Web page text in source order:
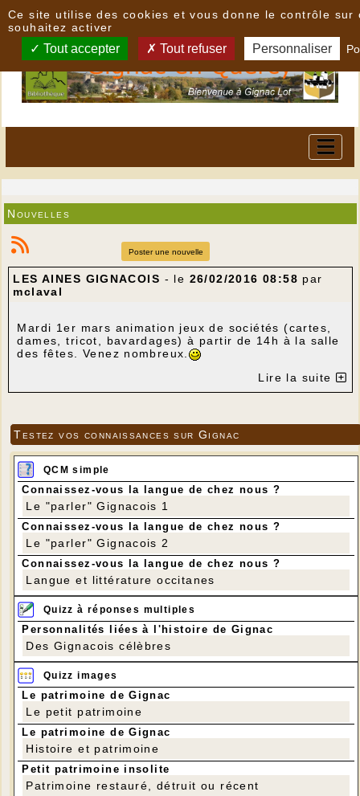
Nouvelles
Poster une nouvelle
LES AINES GIGNACOIS - le 26/02/2016 08:58 par
mclaval
Mardi 1er mars animation jeux de sociétés (cartes,
dames, tricot, bavardages) à partir de 14h à la salle
des fêtes. Venez nombreux.
Lire la suite
Testez vos connaissances sur Gignac
QCM simple
Connaissez-vous la langue de chez nous ?
Le "parler" Gignacois 1
Connaissez-vous la langue de chez nous ?
Le "parler" Gignacois 2
Connaissez-vous la langue de chez nous ?
Langue et littérature occitanes
Quizz à réponses multiples
Personnalités liées à l'histoire de Gignac
Des Gignacois célèbres
Quizz images
Le patrimoine de Gignac
Le petit patrimoine
Le patrimoine de Gignac
Histoire et patrimoine
Petit patrimoine insolite
Patrimoine restauré, détruit ou récent
Ce site utilise des cookies et vous donne le contrôle sur
souhaitez activer
Tout accepter Tout refuser Personnaliser